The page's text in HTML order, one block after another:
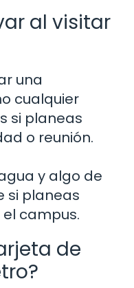
al visitar
una
cualquier
si planeas
o reunión.
y algo de
si planeas
campus.
de